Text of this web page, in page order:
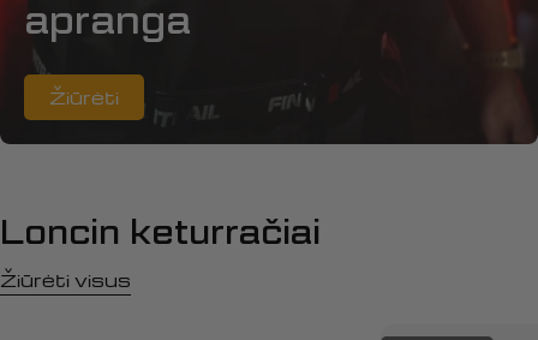
apranga
Žiūrėti
Loncin keturračiai
Žiūrėti visus